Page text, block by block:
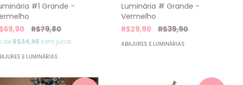
#1 Grande -
R$79,80
de R$34,95 sem juros
E LUMINÁRIAS
Luminária # Grande -
Vermelho
R$29,90
R$39,90
ABAJURES E LUMINÁRIAS